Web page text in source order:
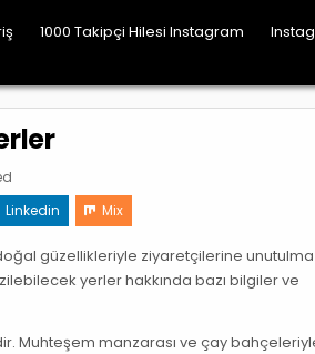
1000 Takipçi Hilesi Instagram
Linkedin Mix
güzellikleriyle ziyaretçilerine
yerler hakkında bazı bilgiler ve
Muhteşem manzarası ve çay